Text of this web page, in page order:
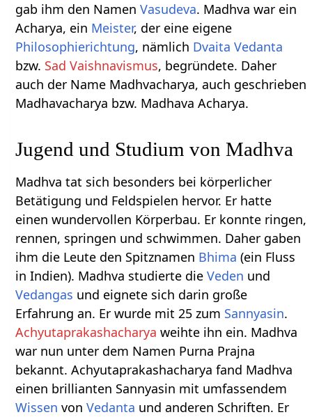
gab ihm den NamenVasudeva. Madhva war ein
Acharya, ein Meister, der eine eigene
Philosophierichtung, nämlich Dvaita Vedanta
bzw. Sad Vaishnavismus, begründete. Daher
auch der Name Madhvacharya, auch geschrieben
Madhavacharya bzw. Madhava Acharya.
Jugend und Studium von Madhva
Madhva tat sich besonders bei körperlicher
Betätigung und Feldspielen hervor. Er hatte
einen wundervollen Körperbau. Er konnte ringen,
rennen, springen und schwimmen. Daher gaben
ihm die Leute den Spitznamen Bhima (ein Fluss
in Indien). Madhva studierte dieVeden und
Vedangas und eignete sich darin große
Erfahrung an. Er wurde mit 25 zum Sannyasin.
Achyutaprakashacharya weihte ihn ein. Madhva
war nun unter dem Namen Purna Prajna
bekannt. Achyutaprakashacharya fand Madhva
einen brillianten Sannyasin mit umfassendem
Wissen vonVedanta und anderen Schriften. Er